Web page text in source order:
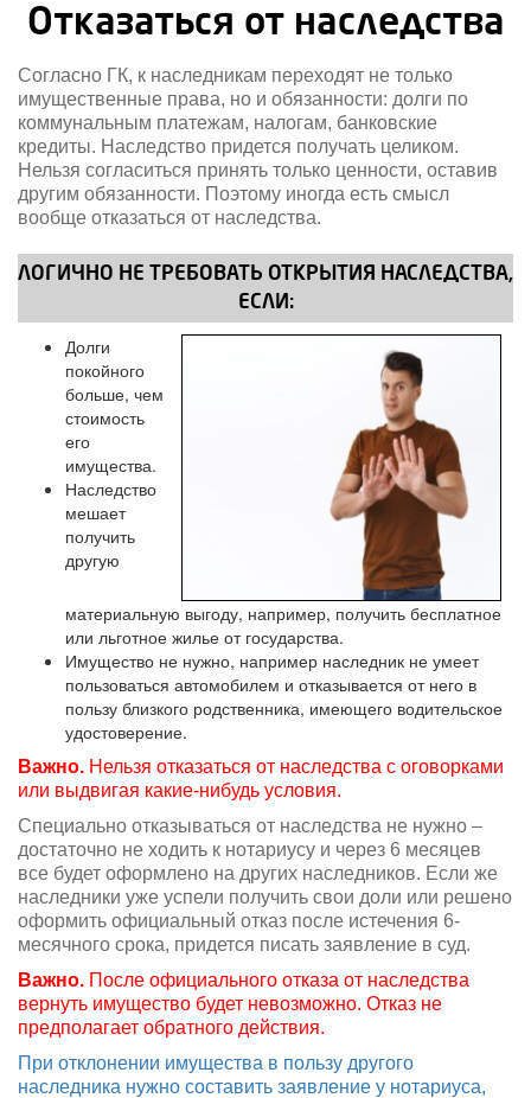
Отказаться от наследства
Согласно ГК, к наследникам переходят не только
имущественные права, но и обязанности: долги по
коммунальным платежам, налогам, банковские
кредиты. Наследство придется получать целиком.
Нельзя согласиться принять только ценности, оставив
другим обязанности. Поэтому иногда есть смысл
вообще отказаться от наследства.
ЛОГИЧНО НЕ ТРЕБОВАТЬ ОТКРЫТИЯ НАСЛЕДСТВА,
ЕСЛИ:
Долги
покойного
больше, чем
стоимость
его
имущества.
Наследство
мешает
получить
другую
материальную выгоду, например, получить бесплатное
или льготное жилье от государства.
Имущество не нужно, например наследник не умеет
пользоваться автомобилем и отказывается от него в
пользу близкого родственника, имеющего водительское
удостоверение.
Важно. Нельзя отказаться от наследства с оговорками
или выдвигая какие-нибудь условия.
Специально отказываться от наследства не нужно –
достаточно не ходить к нотариусу и через 6 месяцев
все будет оформлено на других наследников. Если же
наследники уже успели получить свои доли или решено
оформить официальный отказ после истечения 6-
месячного срока, придется писать заявление в суд.
Важно. После официального отказа от наследства
вернуть имущество будет невозможно. Отказ не
предполагает обратного действия.
При отклонении имущества в пользу другого
наследника нужно составить заявление у нотариуса,